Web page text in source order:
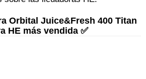
Orbital Juice&Fresh 400 Titan
HE más vendida ✅